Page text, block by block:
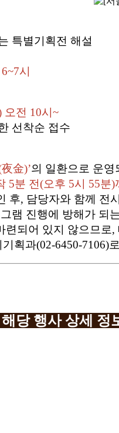
특별기획전 해설
시
오전 10시~
선착순 접수
金)’의 일환으로 운영
5분 전(오후 5시 55분)
후, 담당자와 함께 전
램 진행에 방해가 되
되어 있지 않으므
획과(02-6450-7106)
당 행사 상세 정